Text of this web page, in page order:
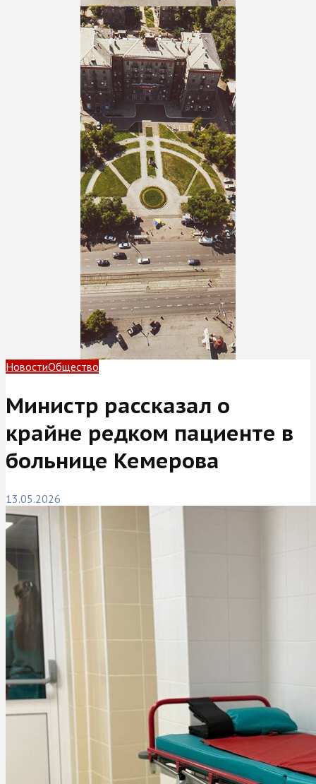
НовостиОбщество
Министр рассказал о
крайне редком пациенте в
больнице Кемерова
13.05.2026